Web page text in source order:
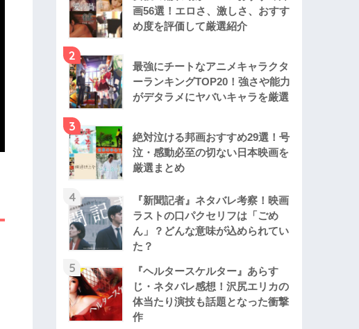
画56選！エロさ、激しさ、おすす
め度を評価して厳選紹介
2
最強にチートなアニメキャラクタ
ーランキングTOP20！強さや能力
がデタラメにヤバいキャラを厳選
3
絶対泣ける邦画おすすめ29選！号
泣・感動必至の切ない日本映画を
厳選まとめ
4
『新聞記者』ネタバレ考察！映画
ラストの口パクセリフは「ごめ
ん」？どんな意味が込められてい
た？
5
『ヘルタースケルター』あらす
じ・ネタバレ感想！沢尻エリカの
体当たり演技も話題となった衝撃
作